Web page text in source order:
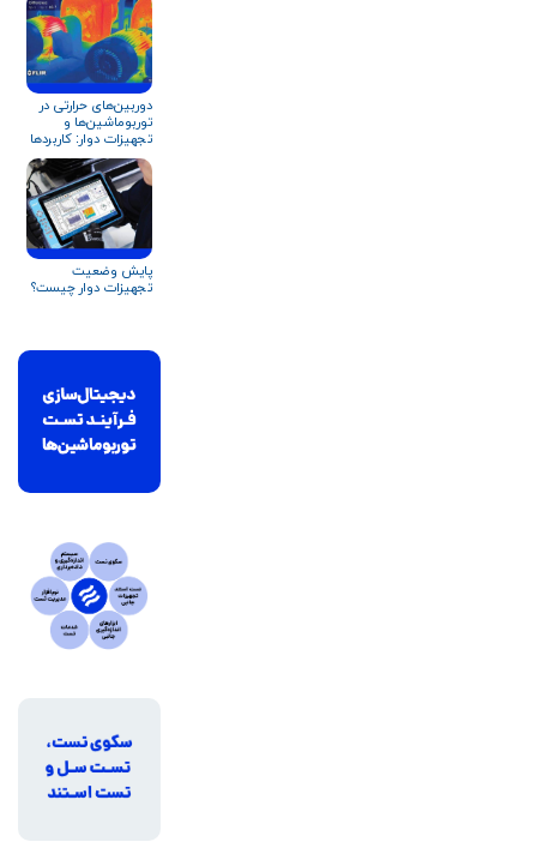
در کارخانه (AFAT)
دوربین‌های حرارتی در
توربوماشین‌ها و
تجهیزات دوار: کاربردها
و مزایا
پایش وضعیت
تجهیزات دوار چیست؟